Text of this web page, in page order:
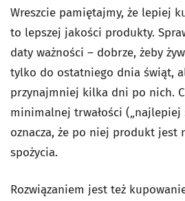
Wreszcie pamiętajmy, że lepiej
to lepszej jakości produkty.
daty ważności – dobrze, żeby
tylko do ostatniego dnia świąt,
przynajmniej kilka dni po nich.
minimalnej trwałości („najlepiej
oznacza, że po niej produkt jest
spożycia.
Rozwiązaniem jest też